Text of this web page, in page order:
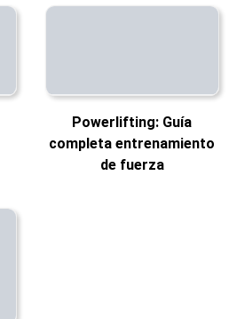
Powerlifting: Guía
completa entrenamiento
de fuerza